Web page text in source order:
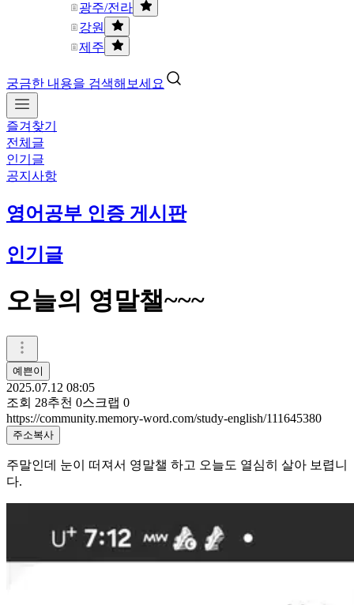
광주/전라
강원
제주
궁금한 내용을 검색해보세요
즐겨찾기
전체글
인기글
공지사항
영어공부 인증 게시판
인기글
오늘의 영말챌~~~
예쁜이
2025.07.12 08:05
조회 28추천 0스크랩 0
https://community.memory-word.com/study-english/111645380
주소복사
주말인데 눈이 떠져서 영말챌 하고 오늘도 열심히 살아 보렵니
다.